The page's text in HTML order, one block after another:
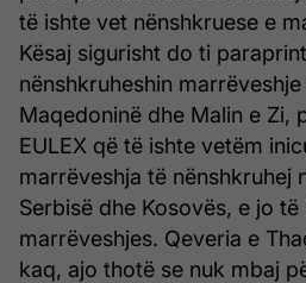
të ishte vet nënshkruese e
Kësaj sigurisht do ti
nënshkruheshin
Maqedoninë dhe Malin e Zi,
EULEX që të ishte vetëm
marrëveshja të nënshkruhej
Serbisë dhe Kosovës, e jo
marrëveshjes. Qeveria e
kaq, ajo thotë se nuk mbaj